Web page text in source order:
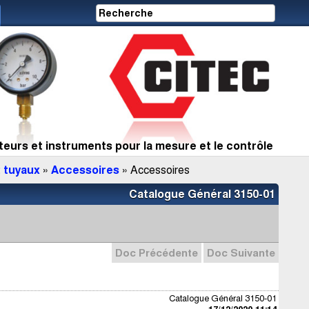
et instruments pour la mesure et le contrôle
tuyaux » Accessoires » Accessoires
Catalogue Général 3150-01
Doc Précédente Doc Suivante
Catalogue Général 3150-01